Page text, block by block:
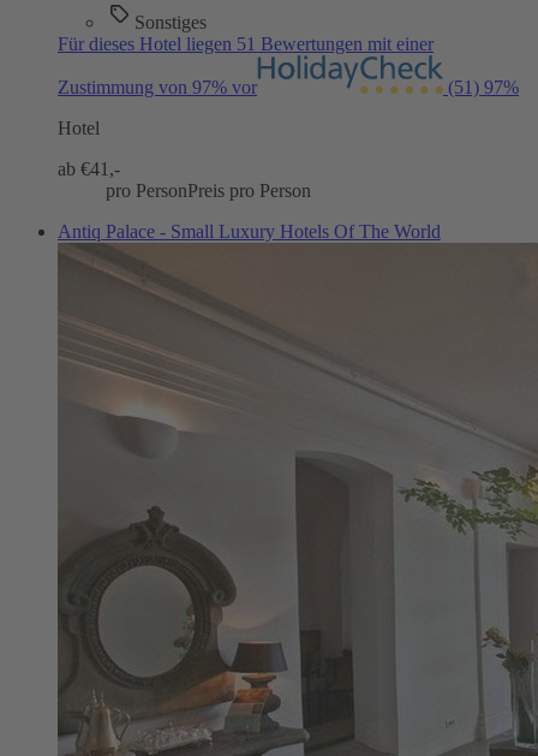
Sonstiges
Für dieses Hotel liegen 51 Bewertungen mit einer
Zustimmung von 97% vor (51) 97%
Hotel
ab €41,-
pro PersonPreis pro Person
Antiq Palace - Small Luxury Hotels Of The World